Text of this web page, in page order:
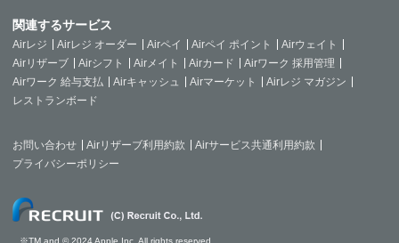
関連するサービス
Airレジ Airレジ オーダー Airペイ Airペイ ポイント
Airウェイト
Airリザーブ
Airシフト Airメイト Airカード
Airワーク 採用管理
Airワーク 給与支払
Airキャッシュ Airマーケット
Airレジ マガジン
レストランボード
お問い合わせ Airリザーブ利用約款
Airサービス共通利用約款
プライバシーポリシー
※TM and © 2024 Apple Inc. All rights reserved.